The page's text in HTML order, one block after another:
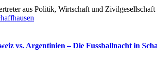
aus Politik, Wirtschaft und
vs. Argentinien – Die Fussballnacht in